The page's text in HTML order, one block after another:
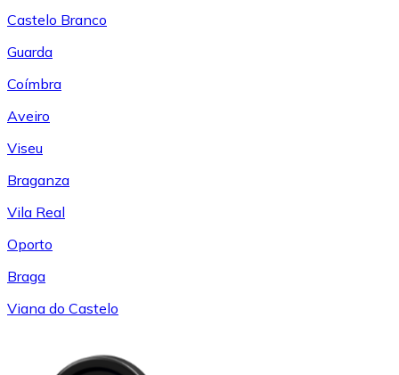
Castelo Branco
Guarda
Coímbra
Aveiro
Viseu
Braganza
Vila Real
Oporto
Braga
Viana do Castelo